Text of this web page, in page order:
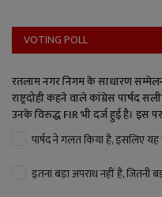
VOTING POLL
रतलाम नगर निगम के साधारण
राष्ट्रदोही कहने वाले कांग्रेस पार्षद
उनके विरुद्ध FIR भी दर्ज हुई है। इस
पार्षद ने गलत किया है, इसलिए यह
इतना बड़ा अपराध नहीं है, जितनी